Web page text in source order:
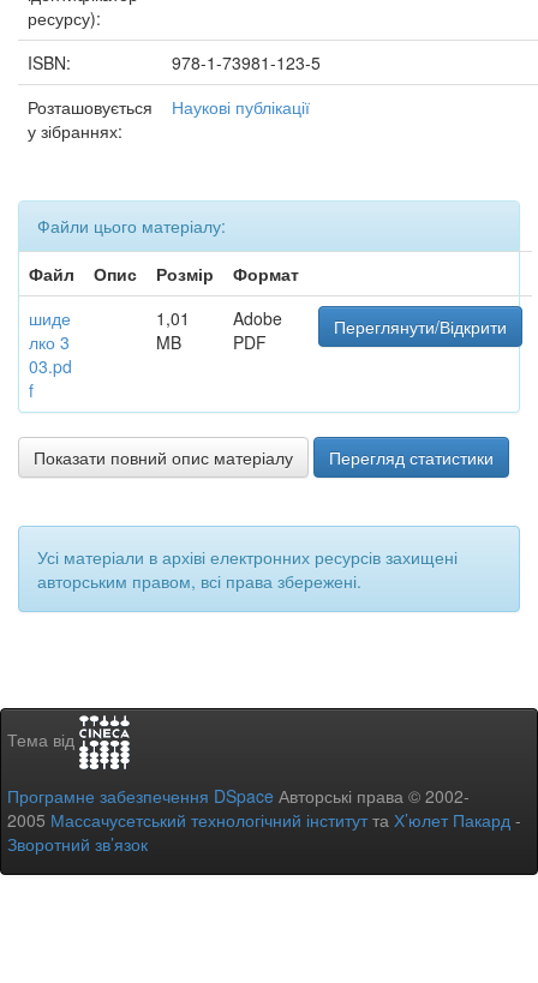
ресурсу):
ISBN:
978-1-73981-123-5
Розташовується
у зібраннях:
Наукові публікації
Файли цього матеріалу:
Файл
Опис Розмір
Формат
шиде
лко 3
03.pd
f
1,01
MB
Adobe
PDF
Переглянути/Відкрити
Показати повний опис матеріалу Перегляд статистики
Усі матеріали в архіві електронних ресурсів захищені
авторським правом, всі права збережені.
Тема від
Програмне забезпечення DSpace Авторські права © 2002-
2005 Массачусетський технологічний інститутта Х’юлет Пакард -
Зворотний зв’язок